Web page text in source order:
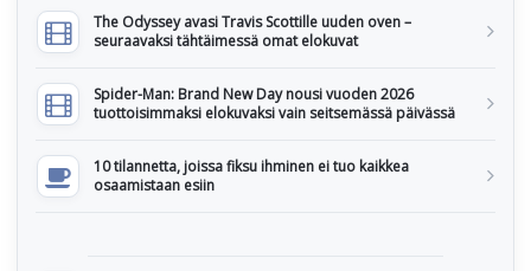
The Odyssey avasi Travis Scottille uuden oven –
seuraavaksi tähtäimessä omat elokuvat
Spider-Man: Brand New Day nousi vuoden 2026
tuottoisimmaksi elokuvaksi vain seitsemässä päivässä
10 tilannetta, joissa fiksu ihminen ei tuo kaikkea
osaamistaan esiin